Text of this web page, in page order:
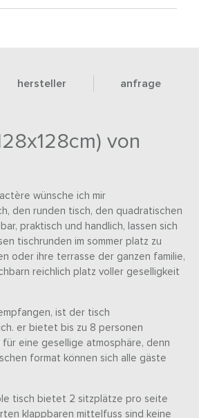
hersteller anfrage
von
wünsche ich mir
den runden tisch, den quadratischen
praktisch und handlich, lassen sich
tischrunden im sommer platz zu
oder ihre terrasse der ganzen familie,
reichlich platz voller geselligkeit
ist der tisch
er bietet bis zu 8 personen
eine gesellige atmosphäre, denn
format können sich alle gäste
tisch bietet 2 sitzplätze pro seite
klappbaren mittelfuss sind keine